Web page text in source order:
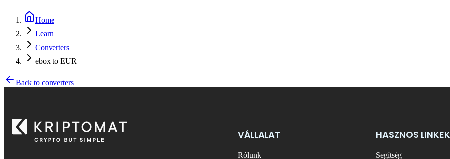
Home
Learn
Converters
ebox to EUR
Back to converters
VÁLLALAT
Rólunk
HASZNOS LINKEK
Segítség